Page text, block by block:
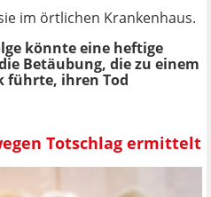
im örtlichen Krankenhaus.
könnte eine heftige
Betäubung, die zu einem
führte, ihren Tod
Totschlag ermittelt